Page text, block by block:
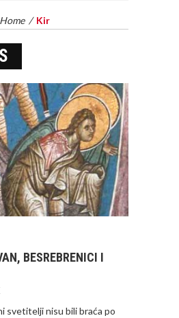
Home / Kir
BESREBRENICI I
svetitelji nisu bili braća po